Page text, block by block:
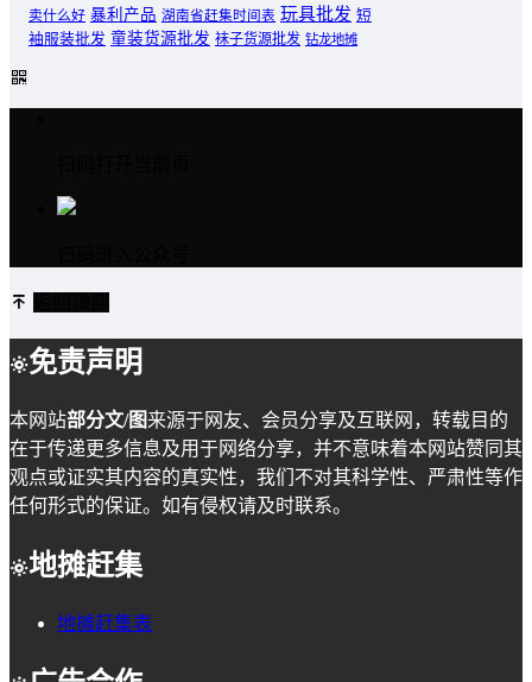
卖什么好 暴利产品 湖南省赶集时间表 玩具批发 短
袖服装批发 童装货源批发 袜子货源批发 钻龙地摊
免责声明
本网站部分文/图来源于网友、会员分享及互联网，转载目的
在于传递更多信息及用于网络分享，并不意味着本网站赞同其
观点或证实其内容的真实性，我们不对其科学性、严肃性等作
任何形式的保证。如有侵权请及时联系。
地摊赶集
地摊赶集表